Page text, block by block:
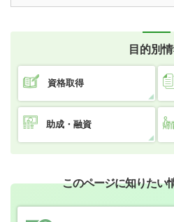
目的別
資格取得
助成・融資
このページに知りたい